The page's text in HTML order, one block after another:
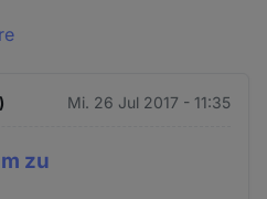
Mi. 26 Jul 2017 - 11:35
zu